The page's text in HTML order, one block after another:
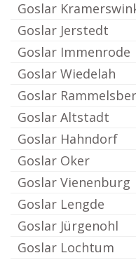
Goslar
Goslar Jerstedt
Goslar Immenrode
Goslar Wiedelah
Goslar
Goslar Altstadt
Goslar Hahndorf
Goslar Oker
Goslar Vienenburg
Goslar Lengde
Goslar Jürgenohl
Goslar Lochtum